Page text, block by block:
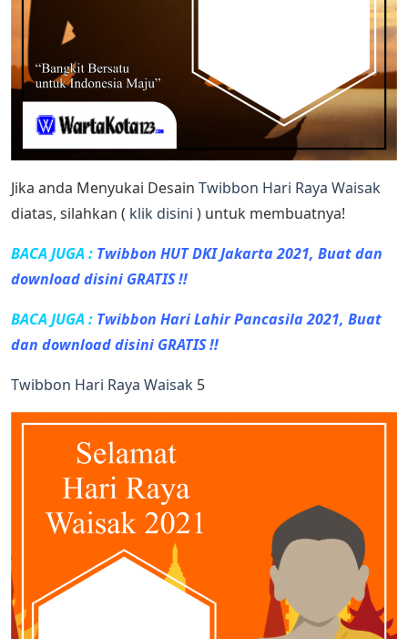
Jika anda Menyukai Desain Twibbon Hari Raya Waisak
diatas, silahkan ( klik disini ) untuk membuatnya!
BACA JUGA : Twibbon HUT DKI Jakarta 2021, Buat dan
download disini GRATIS !!
BACA JUGA : Twibbon Hari Lahir Pancasila 2021, Buat
dan download disini GRATIS !!
Twibbon Hari Raya Waisak 5